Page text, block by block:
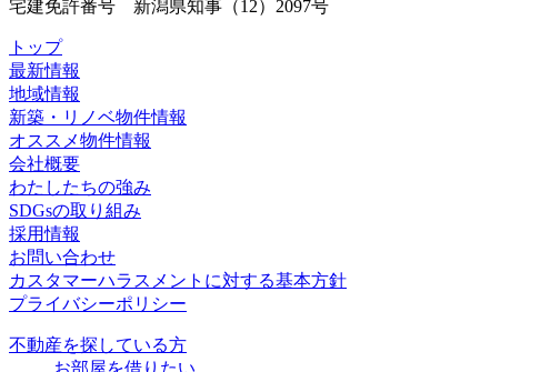
宅建免許番号 新潟県知事（12）2097号
トップ
最新情報
地域情報
新築・リノベ物件情報
オススメ物件情報
会社概要
わたしたちの強み
SDGsの取り組み
採用情報
お問い合わせ
カスタマーハラスメントに対する基本方針
プライバシーポリシー
不動産を探している方
お部屋を借りたい